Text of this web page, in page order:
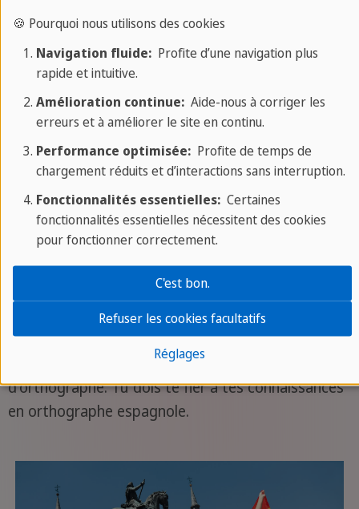
Apprentissage classique : Apprendre
l'espagnol avec des livres et des cahiers de
vocabulaire
Les méthodes d'apprentissage classiques pour
apprendre l'espagnol présentent l'avantage central
d'écrire physiquement quelque chose sur papier
pendant l'apprentissage. Ainsi, tu ne peux pas te
concentrer sur l'aide des technologies modernes
pendant l'apprentissage. Cet avantage est
particulièrement important pour l'apprentissage
vocabulaire espagnolet de l'orthographe.
apprends avec un papier et un
crayon,tu ne peux pas être tenté d'améliorer ton
orthographe à l'aide d'un correcteur automatique
d'orthographe. Tu dois te fier à tes connaissances
en orthographe espagnole.
🍪 Pourquoi nous utilisons des cookies
Navigation fluide:Profite d’une navigation plus
rapide et intuitive.
Amélioration continue:Aide-nous à corriger les
erreurs et à améliorer le site en continu.
Performance optimisée:Profite de temps de
chargement réduits et d’interactions sans interruption.
Fonctionnalités essentielles:Certaines
fonctionnalités essentielles nécessitent des cookies
pour fonctionner correctement.
Réglages
Refuser les cookies facultatifs
C'est bon.